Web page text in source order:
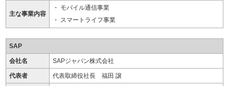
主な事業内容
モバイル通信事業
スマートライフ事業
SAP
会社名 SAPジャパン株式会社
代表者 代表取締役社長 福田 譲